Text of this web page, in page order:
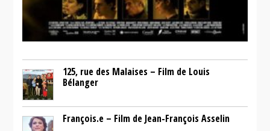
125, rue des Malaises – Film de Louis
Bélanger
François.e – Film de Jean-François Asselin